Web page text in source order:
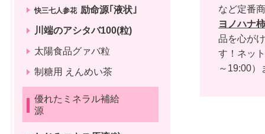
など定番
ヨノハナ
品を心が
す！ネッ
～19:00）
快三七人参花 励命源｢液状｣
川端のアシタバ100(粒)
太陽食品グァバ粒
制糖用 えんめい茶
優れたミネラル補給
源